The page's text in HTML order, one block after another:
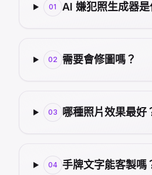
01 AI 嫌犯照生成器是
02 需要會修圖嗎？
03 哪種照片效果最好
04 手牌文字能客製嗎